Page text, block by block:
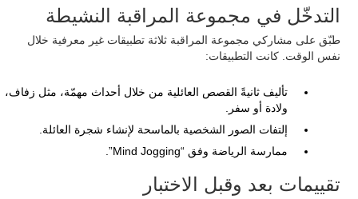
التدخّل في مجموعة المراقبة النشيطة
طبّق على مشاركي مجموعة المراقبة ثلاثة تطبيقات غير معرفية خلال
نفس الوقت. كانت التطبيقات:
تأليف ثانيةً القصص العائلية من خلال أحداث مهمّة، مثل زفاف،
ولادة أو سفر.
إلتفات الصور الشخصية بالماسحة لإنشاء شجرة العائلة.
ممارسة الرياضة وفق “Mind Jogging”.
تقييمات بعد وقبل الاختبار